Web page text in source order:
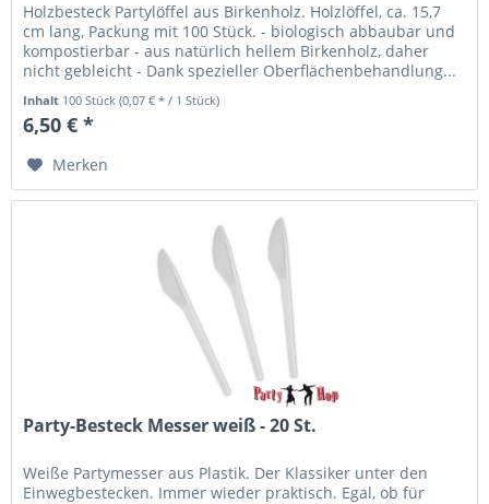
Holzbesteck Partylöffel aus Birkenholz. Holzlöffel, ca. 15,7
cm lang, Packung mit 100 Stück. - biologisch abbaubar und
kompostierbar - aus natürlich hellem Birkenholz, daher
nicht gebleicht - Dank spezieller Oberflächenbehandlung...
Inhalt 100 Stück(0,07 € * / 1 Stück)
6,50 € *
Merken
Party-Besteck Messer weiß - 20 St.
Weiße Partymesser aus Plastik. Der Klassiker unter den
Einwegbestecken. Immer wieder praktisch. Egal, ob für